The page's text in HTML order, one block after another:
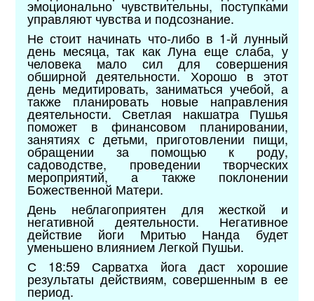
эмоционально чувствительны, поступками
управляют чувства и подсознание.
Не стоит начинать что-либо в 1-й лунный
день месяца, так как Луна еще слаба, у
человека мало сил для совершения
обширной деятельности. Хорошо в этот
день медитировать, заниматься учебой, а
также планировать новые направления
деятельности. Светлая накшатра Пушья
поможет в финансовом планировании,
занятиях с детьми, приготовлении пищи,
обращении за помощью к роду,
садоводстве, проведении творческих
мероприятий, а также поклонении
Божественной Матери.
День неблагоприятен для жесткой и
негативной деятельности. Негативное
действие йоги Мритью Нанда будет
уменьшено влиянием Легкой Пушьи.
С 18:59 Сарватха йога даст хорошие
результаты действиям, совершенным в ее
период.